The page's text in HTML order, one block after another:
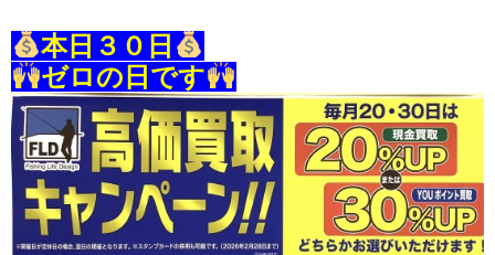
本日３０日
ゼロの日です